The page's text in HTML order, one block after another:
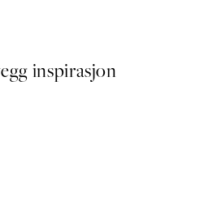
inspirasjon